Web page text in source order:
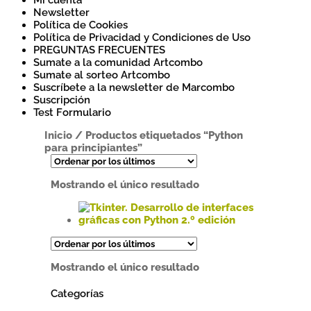
Newsletter
Política de Cookies
Política de Privacidad y Condiciones de Uso
PREGUNTAS FRECUENTES
Sumate a la comunidad Artcombo
Sumate al sorteo Artcombo
Suscríbete a la newsletter de Marcombo
Suscripción
Test Formulario
Inicio / Productos etiquetados “Python
para principiantes”
Mostrando el único resultado
producto
múltiples
Las
Mostrando el único resultado
Categorías